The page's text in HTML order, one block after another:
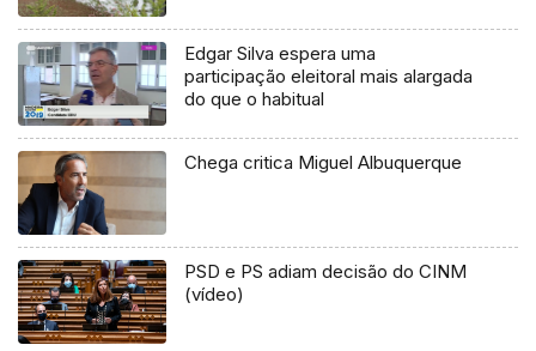
Edgar Silva espera uma
participação eleitoral mais alargada
do que o habitual
Chega critica Miguel Albuquerque
PSD e PS adiam decisão do CINM
(vídeo)